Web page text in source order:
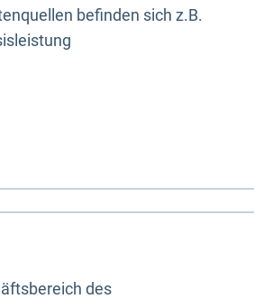
befinden sich z.B.
des